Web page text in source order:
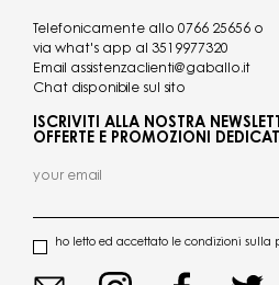
Telefonicamente allo 0766 25656 o
via what's app al 3519977320
Email assistenzaclienti@gaballo.it
Chat disponibile sul sito
ISCRIVITI ALLA NOSTRA
OFFERTE E PROMOZIONI
ho letto ed accettato le condizioni sulla